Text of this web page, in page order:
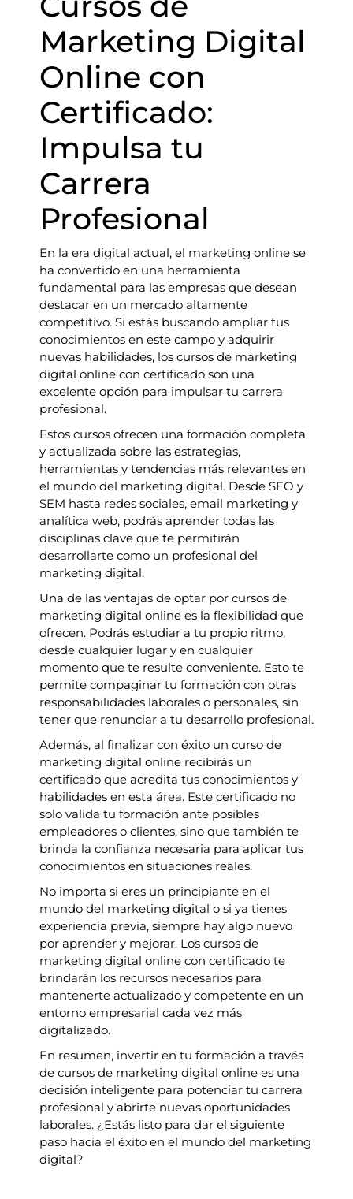
Marketing Digital
Online con
Certificado:
Impulsa tu
Carrera
Profesional
En la era digital actual, el marketing online se
ha convertido en una herramienta
fundamental para las empresas que desean
destacar en un mercado altamente
competitivo. Si estás buscando ampliar tus
conocimientos en este campo y adquirir
nuevas habilidades, los cursos de marketing
digital online con certificado son una
excelente opción para impulsar tu carrera
profesional.
Estos cursos ofrecen una formación completa
y actualizada sobre las estrategias,
herramientas y tendencias más relevantes en
el mundo del marketing digital. Desde SEO y
SEM hasta redes sociales, email marketing y
analítica web, podrás aprender todas las
disciplinas clave que te permitirán
desarrollarte como un profesional del
marketing digital.
Una de las ventajas de optar por cursos de
marketing digital online es la flexibilidad que
ofrecen. Podrás estudiar a tu propio ritmo,
desde cualquier lugar y en cualquier
momento que te resulte conveniente. Esto te
permite compaginar tu formación con otras
responsabilidades laborales o personales, sin
tener que renunciar a tu desarrollo profesional.
Además, al finalizar con éxito un curso de
marketing digital online recibirás un
certificado que acredita tus conocimientos y
habilidades en esta área. Este certificado no
solo valida tu formación ante posibles
empleadores o clientes, sino que también te
brinda la confianza necesaria para aplicar tus
conocimientos en situaciones reales.
No importa si eres un principiante en el
mundo del marketing digital o si ya tienes
experiencia previa, siempre hay algo nuevo
por aprender y mejorar. Los cursos de
marketing digital online con certificado te
brindarán los recursos necesarios para
mantenerte actualizado y competente en un
entorno empresarial cada vez más
digitalizado.
En resumen, invertir en tu formación a través
de cursos de marketing digital online es una
decisión inteligente para potenciar tu carrera
profesional y abrirte nuevas oportunidades
laborales. ¿Estás listo para dar el siguiente
paso hacia el éxito en el mundo del marketing
digital?